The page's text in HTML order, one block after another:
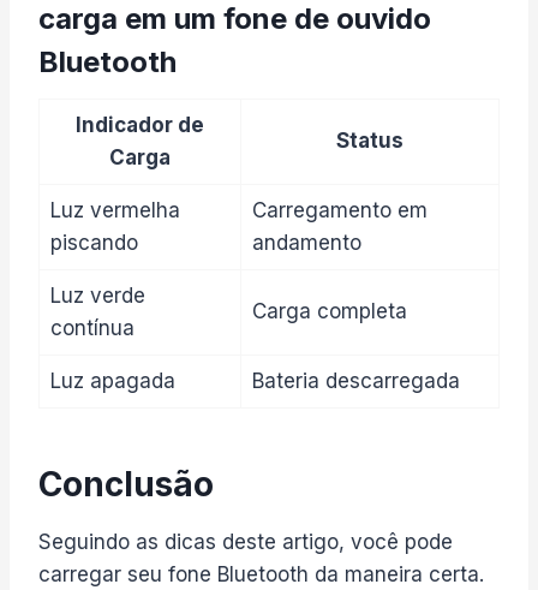
carga em um fone de ouvido
Bluetooth
Indicador de
Carga
Status
Luz vermelha
piscando
Carregamento em
andamento
Luz verde
contínua
Carga completa
Luz apagada Bateria descarregada
Conclusão
Seguindo as dicas deste artigo, você pode
carregar seu fone Bluetooth da maneira certa.